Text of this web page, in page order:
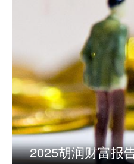
2025胡润财富报